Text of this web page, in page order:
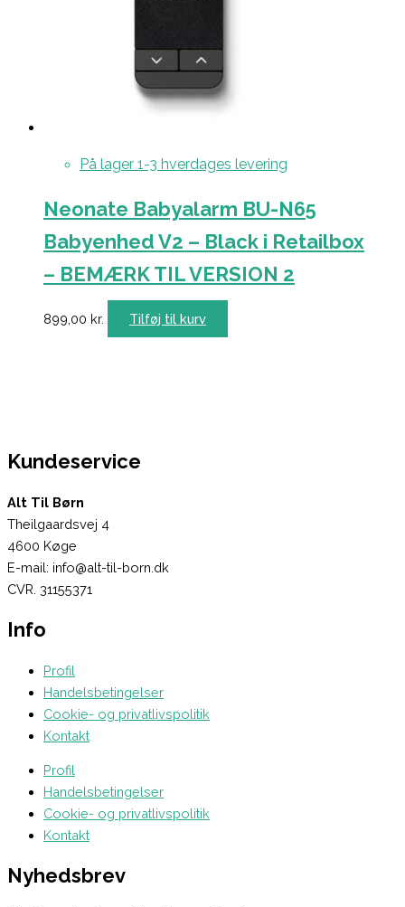
På lager 1-3 hverdages levering
Neonate Babyalarm BU-N65
Babyenhed V2 – Black i Retailbox
– BEMÆRK TIL VERSION 2
899,00 kr. Tilføj til kurv
Kundeservice
Alt Til Børn
Theilgaardsvej 4
4600 Køge
E-mail: info@alt-til-born.dk
CVR. 31155371
Info
Profil
Handelsbetingelser
Cookie- og privatlivspolitik
Kontakt
Profil
Handelsbetingelser
Cookie- og privatlivspolitik
Kontakt
Nyhedsbrev